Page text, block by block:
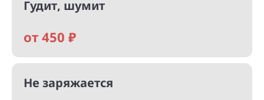
Гудит, шумит
от 450 ₽
Не заряжается